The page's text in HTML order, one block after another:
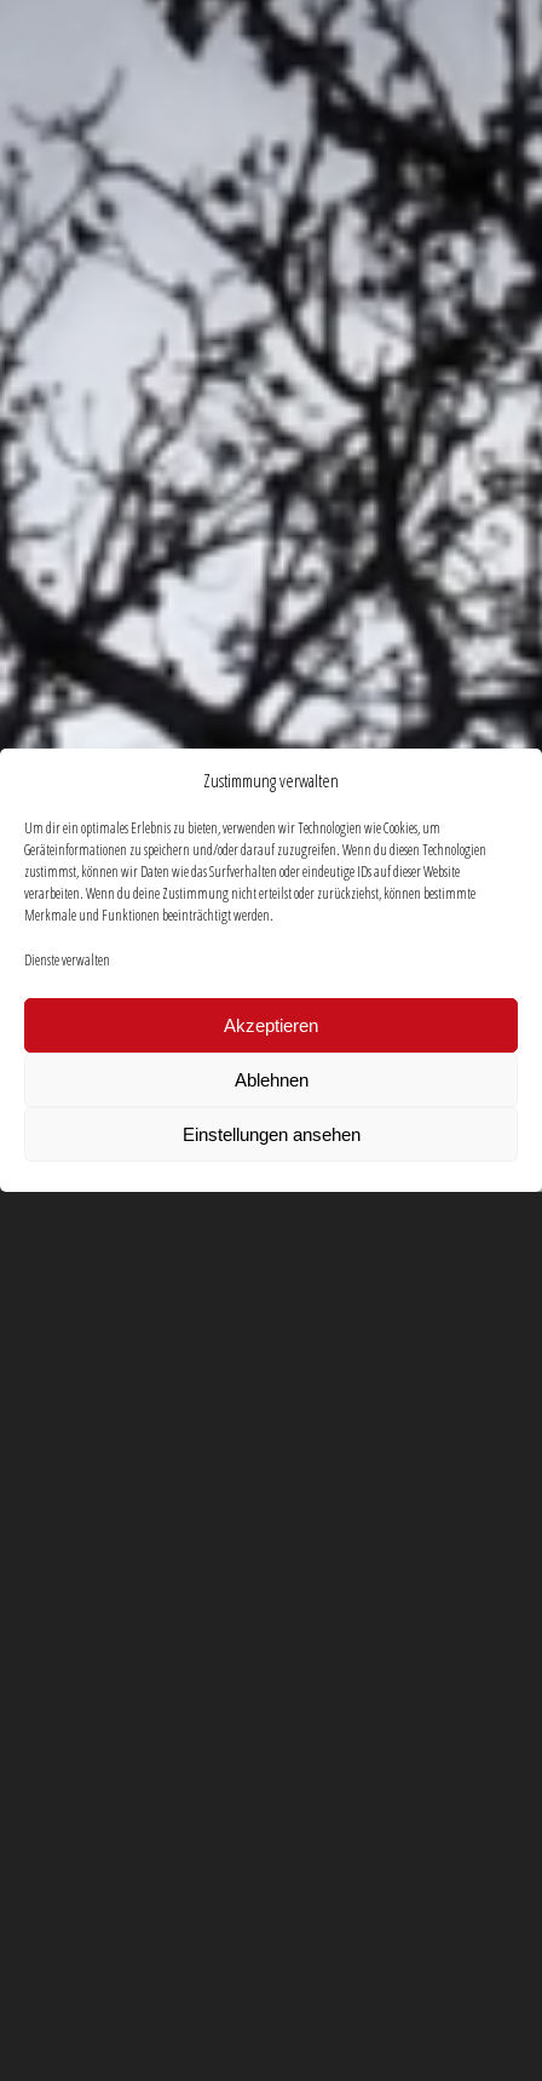
Zustimmung verwalten
Um dir ein optimales Erlebnis zu bieten, verwenden wir Technologien wie Cookies, um
Geräteinformationen zu speichern und/oder darauf zuzugreifen. Wenn du diesen Technologien
zustimmst, können wir Daten wie das Surfverhalten oder eindeutige IDs auf dieser Website
verarbeiten. Wenn du deine Zustimmung nicht erteilst oder zurückziehst, können bestimmte
Merkmale und Funktionen beeinträchtigt werden.
Dienste verwalten
Akzeptieren
Ablehnen
Einstellungen ansehen